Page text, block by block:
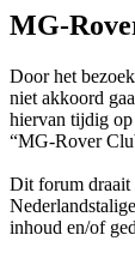
MG-
Door het
niet akkoord
hiervan tijdig op
“MG-Rover
Dit forum draait
inhoud en/of